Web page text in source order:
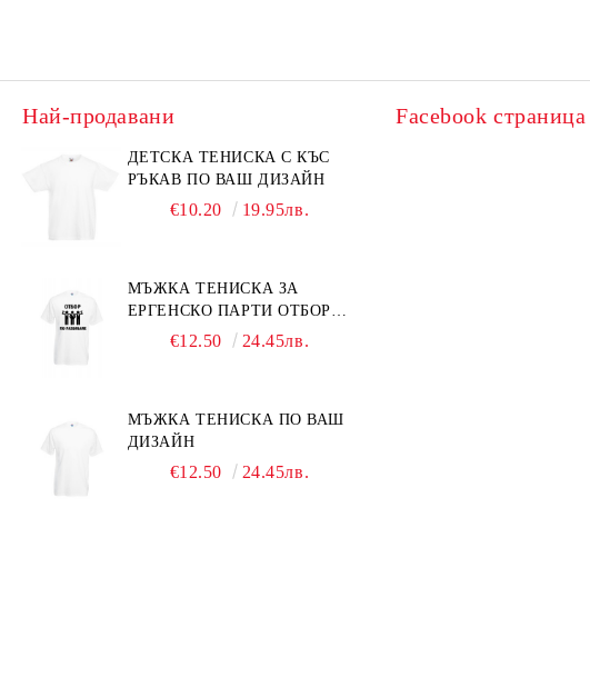
Най-продавани
ДЕТСКА ТЕНИСКА С КЪС
РЪКАВ ПО ВАШ ДИЗАЙН
€10.20 19.95лв.
МЪЖКА ТЕНИСКА ЗА
ЕРГЕНСКО ПАРТИ ОТБОР
ПО РАЗБИВАНЕ
€12.50 24.45лв.
МЪЖКА ТЕНИСКА ПО ВАШ
ДИЗАЙН
€12.50 24.45лв.
Facebook страница